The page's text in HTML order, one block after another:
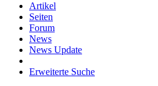
Artikel
Seiten
Forum
News
News Update
Erweiterte Suche